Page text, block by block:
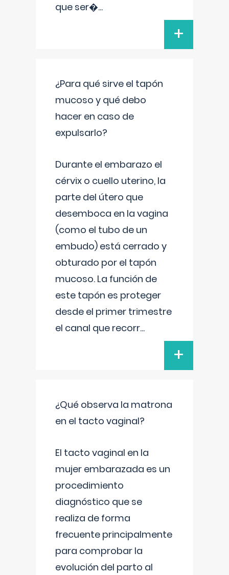
que ser�...
+
¿Para qué sirve el tapón
mucoso y qué debo
hacer en caso de
expulsarlo?
Durante el embarazo el
cérvix o cuello uterino, la
parte del útero que
desemboca en la vagina
(como el tubo de un
embudo) está cerrado y
obturado por el tapón
mucoso. La función de
este tapón es proteger
desde el primer trimestre
el canal que recorr...
+
¿Qué observa la matrona
en el tacto vaginal?
El tacto vaginal en la
mujer embarazada es un
procedimiento
diagnóstico que se
realiza de forma
frecuente principalmente
para comprobar la
evolución del parto al